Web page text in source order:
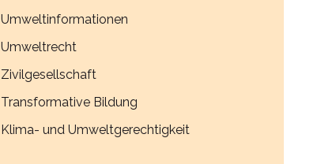
Umweltinformationen
Umweltrecht
Zivilgesellschaft
Transformative Bildung
Klima- und Umweltgerechtigkeit